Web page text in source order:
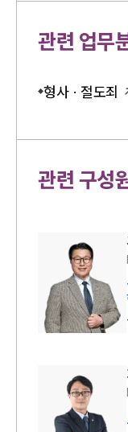
관련 업무
형사 · 절도죄
관련 구성